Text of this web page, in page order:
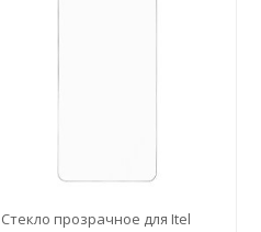
Стекло прозрачное для Itel